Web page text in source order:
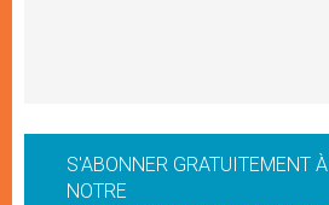
S'ABONNER GRATUITEMENT À
NOTRE